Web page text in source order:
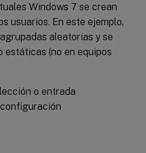
Windows 7 se crean
usuarios. En este ejemplo,
aleatorias y se
estáticas (no en equipos
o entrada